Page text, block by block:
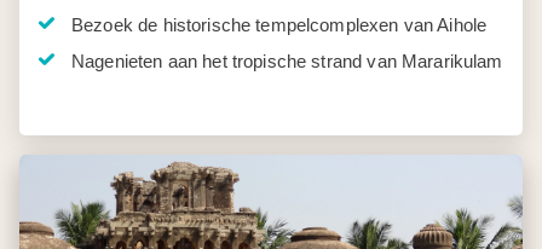
Bezoek de historische tempelcomplexen van Aihole
Nagenieten aan het tropische strand van Mararikulam